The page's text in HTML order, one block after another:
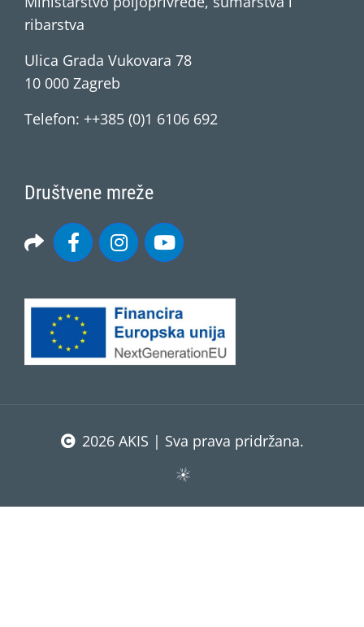
ribarstva
Ulica Grada Vukovara 78
10 000 Zagreb
Telefon: ++385 (0)1 6106 692
Društvene mreže
2026 AKIS | Sva prava pridržana.